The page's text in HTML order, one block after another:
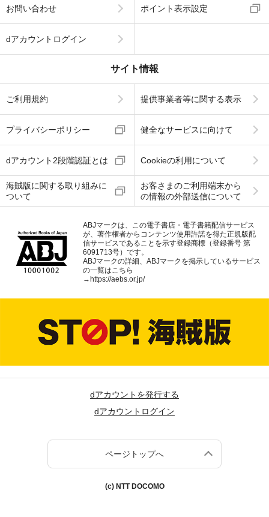
お問い合わせ ポイント表示設定
dアカウントログイン
サイト情報
ご利用規約 提供事業者等に関する表示
プライバシーポリシー 健全なサービスに向けて
dアカウント2段階認証とは Cookieの利用について
海賊版に関する取り組みに
ついて
お客さまのご利用端末から
の情報の外部送信について
ABJマークは、この電子書店・電子書籍配信サービス
が、著作権者からコンテンツ使用許諾を得た正規版配
信サービスであることを示す登録商標（登録番号 第
6091713号）です。
ABJマークの詳細、ABJマークを掲示しているサービス
の一覧はこちら
→https://aebs.or.jp/
dアカウントを発行する
dアカウントログイン
ページトップへ
(c) NTT DOCOMO